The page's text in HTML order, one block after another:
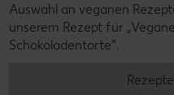
Auswahl an veganen
unserem Rezept für
Schokoladentorte“.